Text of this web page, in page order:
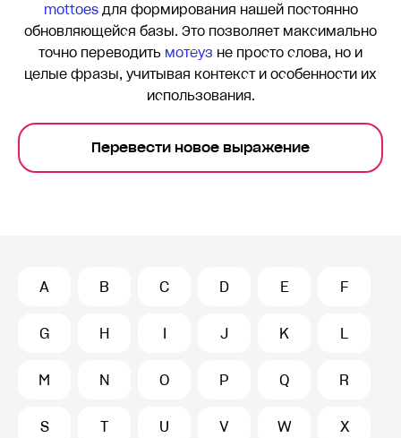
mottoesдля формирования нашей постоянно
обновляющейся базы. Это позволяет максимально
точно переводить мотеуз не просто слова, но и
целые фразы, учитывая контекст и особенности их
использования.
Перевести новое выражение
A B C D E F
G H I J K L
M N O P Q R
S T U V W X